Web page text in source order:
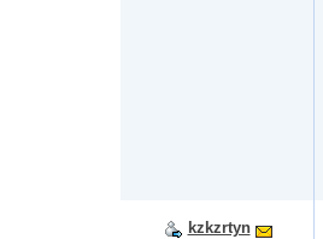
kzkzrtyn